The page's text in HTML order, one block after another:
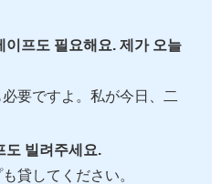
이프도 필요해요. 제가 오늘
要ですよ。私が今日、二
도 빌려주세요.
貸してください。